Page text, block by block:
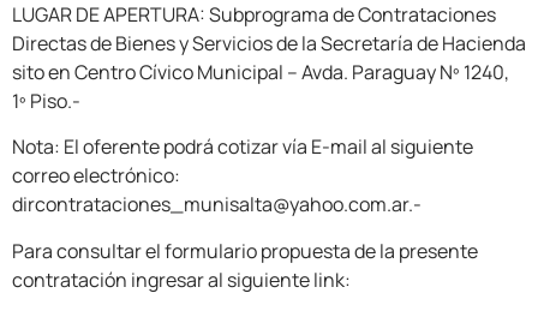
LUGAR DE APERTURA: Subprograma de Contrataciones
Directas de Bienes y Servicios de la Secretaría de Hacienda
sito en Centro Cívico Municipal – Avda. Paraguay Nº 1240,
1º Piso.-
Nota: El oferente podrá cotizar vía E-mail al siguiente
correo electrónico:
dircontrataciones_munisalta@yahoo.com.ar.-
Para consultar el formulario propuesta de la presente
contratación ingresar al siguiente link: